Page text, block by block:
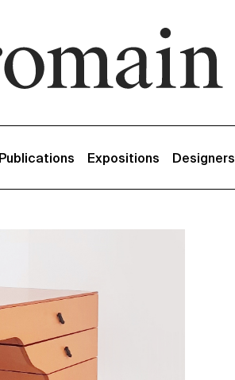
Publications Expositions Designers